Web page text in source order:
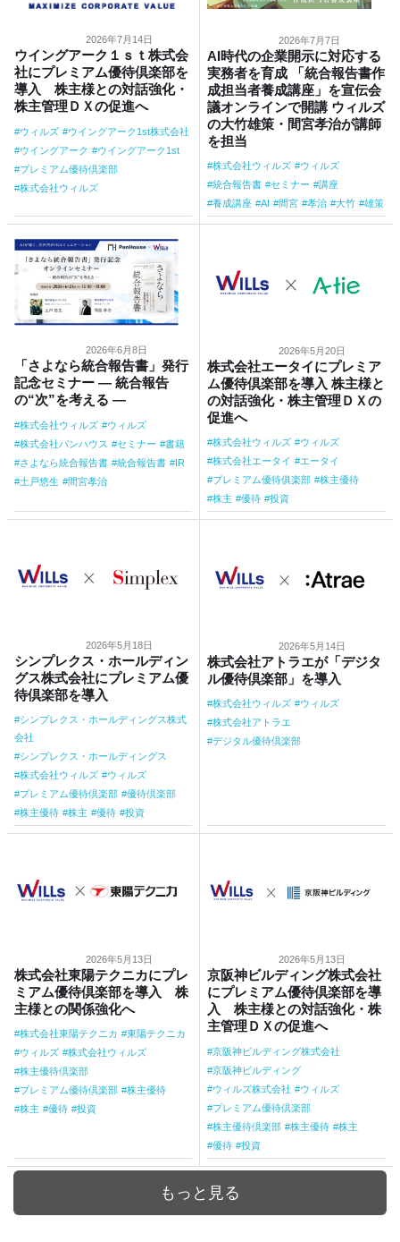
2026年7月14日
ウイングアーク１ｓｔ株式会
社にプレミアム優待倶楽部を
導入 株主様との対話強化・
株主管理ＤＸの促進へ
ウィルズ
ウイングアーク1st株式会社
ウイングアーク
ウイングアーク1st
プレミアム優待倶楽部
株式会社ウィルズ
2026年7月7日
AI時代の企業開示に対応する
実務者を育成 「統合報告書作
成担当者養成講座」を宣伝会
議オンラインで開講 ウィルズ
の大竹雄策・間宮孝治が講師
を担当
株式会社ウィルズ
ウィルズ
統合報告書
セミナー
講座
養成講座
AI 間宮 孝治 大竹 雄策
2026年6月8日
「さよなら統合報告書」発行
記念セミナー ― 統合報告
の“次”を考える ―
株式会社ウィルズ
ウィルズ
株式会社パンハウス
セミナー
書籍
さよなら統合報告書
統合報告書
IR
土戸悠生
間宮孝治
2026年5月20日
株式会社エータイにプレミア
ム優待倶楽部を導入 株主様と
の対話強化・株主管理ＤＸの
促進へ
株式会社ウィルズ
ウィルズ
株式会社エータイ
エータイ
プレミアム優待俱楽部
株主優待
株主
優待 投資
2026年5月18日
シンプレクス・ホールディン
グス株式会社にプレミアム優
待倶楽部を導入
シンプレクス・ホールディングス株式
会社
シンプレクス・ホールディングス
株式会社ウィルズ
ウィルズ
プレミアム優待倶楽部
優待倶楽部
株主優待
株主 優待 投資
2026年5月14日
株式会社アトラエが「デジタ
ル優待倶楽部」を導入
株式会社ウィルズ
ウィルズ
株式会社アトラエ
デジタル優待倶楽部
2026年5月13日
株式会社東陽テクニカにプレ
ミアム優待倶楽部を導入 株
主様との関係強化へ
株式会社東陽テクニカ
東陽テクニカ
ウィルズ
株式会社ウィルズ
株主優待倶楽部
プレミアム優待倶楽部
株主優待
株主
優待 投資
2026年5月13日
京阪神ビルディング株式会社
にプレミアム優待倶楽部を導
入 株主様との対話強化・株
主管理ＤＸの促進へ
京阪神ビルディング株式会社
京阪神ビルディング
ウィルズ株式会社
ウィルズ
プレミアム優待倶楽部
株主優待倶楽部
株主優待
株主
優待
投資
もっと見る